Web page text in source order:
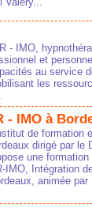
- IMO,
et
au service
les
- IMO à
de formation
dirigé par le
une
IMO, Intégration
animée par